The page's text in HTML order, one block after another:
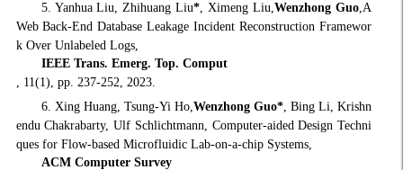
5. Yanhua Liu, Zhihuang Liu*, Ximeng Liu,Wenzhong Guo,A
Web Back-End Database Leakage Incident Reconstruction Framewor
k Over Unlabeled Logs,
IEEE Trans. Emerg. Top. Comput
, 11(1), pp. 237-252, 2023.
6. Xing Huang, Tsung-Yi Ho, Wenzhong Guo*, Bing Li, Krishn
endu Chakrabarty, Ulf Schlichtmann, Computer-aided Design Techni
ques for Flow-based Microfluidic Lab-on-a-chip Systems,
ACM Computer Survey